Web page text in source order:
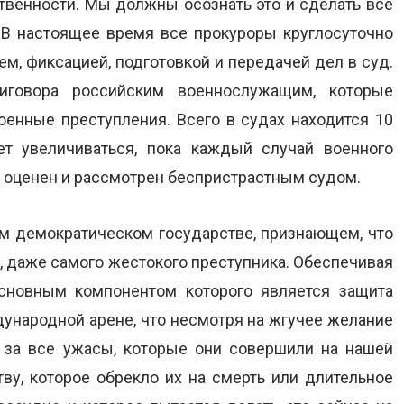
Мы должны осознать это и сделать все
настоящее время все прокуроры круглосуточно
фиксацией, подготовкой и передачей дел в суд.
российским военнослужащим, которые
преступления. Всего в судах находится 10
увеличиваться, пока каждый случай военного
и рассмотрен беспристрастным судом.
государстве, признающем, что
самого жестокого преступника. Обеспечивая
компонентом которого является защита
арене, что несмотря на жгучее желание
все ужасы, которые они совершили на нашей
которое обрекло их на смерть или длительное